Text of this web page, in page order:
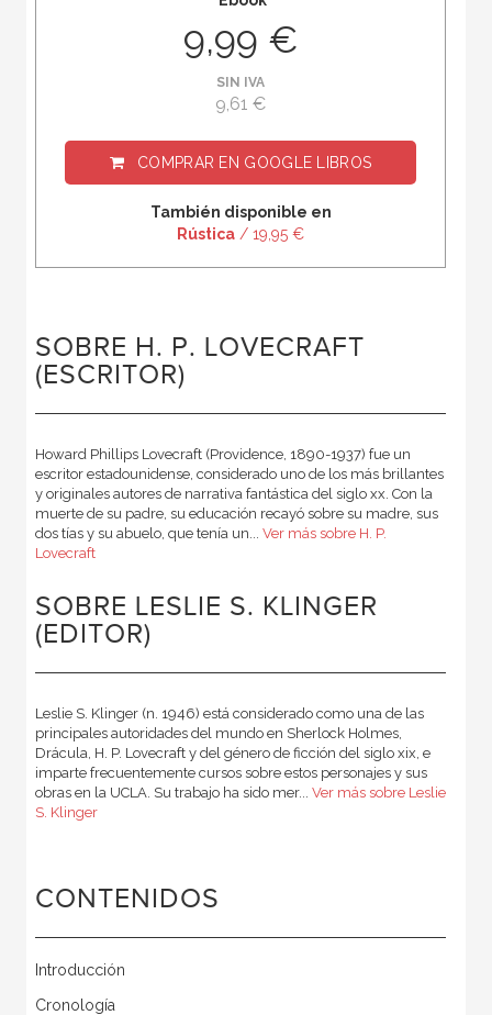
9,99 €
SIN IVA
9,61 €
COMPRAR EN GOOGLE LIBROS
También disponible en
Rústica / 19,95 €
SOBRE H. P. LOVECRAFT
(ESCRITOR)
Howard Phillips Lovecraft (Providence, 1890-1937) fue un
escritor estadounidense, considerado uno de los más brillantes
y originales autores de narrativa fantástica del siglo xx. Con la
muerte de su padre, su educación recayó sobre su madre, sus
dos tías y su abuelo, que tenía un... Ver más sobre H. P.
Lovecraft
SOBRE LESLIE S. KLINGER
(EDITOR)
Leslie S. Klinger (n. 1946) está considerado como una de las
principales autoridades del mundo en Sherlock Holmes,
Drácula, H. P. Lovecraft y del género de ficción del siglo xix, e
imparte frecuentemente cursos sobre estos personajes y sus
obras en la UCLA. Su trabajo ha sido mer... Ver más sobre Leslie
S. Klinger
CONTENIDOS
Introducción
Cronología